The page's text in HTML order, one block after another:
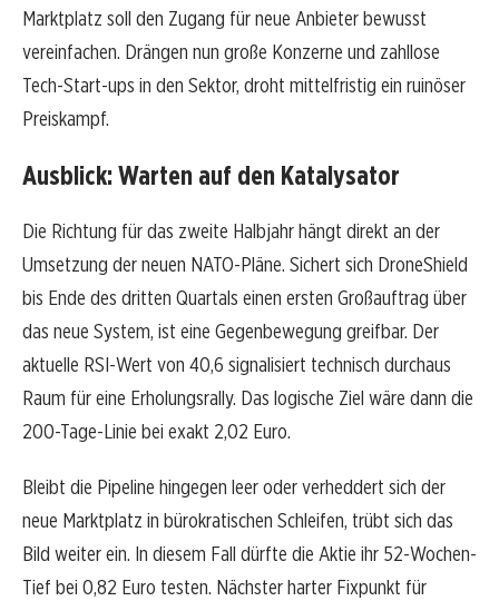
Marktplatz soll den Zugang für neue Anbieter bewusst
vereinfachen. Drängen nun große Konzerne und zahllose
Tech-Start-ups in den Sektor, droht mittelfristig ein ruinöser
Preiskampf.
Ausblick: Warten auf den Katalysator
Die Richtung für das zweite Halbjahr hängt direkt an der
Umsetzung der neuen NATO-Pläne. Sichert sich DroneShield
bis Ende des dritten Quartals einen ersten Großauftrag über
das neue System, ist eine Gegenbewegung greifbar. Der
aktuelle RSI-Wert von 40,6 signalisiert technisch durchaus
Raum für eine Erholungsrally. Das logische Ziel wäre dann die
200-Tage-Linie bei exakt 2,02 Euro.
Bleibt die Pipeline hingegen leer oder verheddert sich der
neue Marktplatz in bürokratischen Schleifen, trübt sich das
Bild weiter ein. In diesem Fall dürfte die Aktie ihr 52-Wochen-
Tief bei 0,82 Euro testen. Nächster harter Fixpunkt für